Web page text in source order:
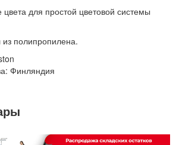
цвета для простой цветовой системы
из полипропилена.
Финляндия